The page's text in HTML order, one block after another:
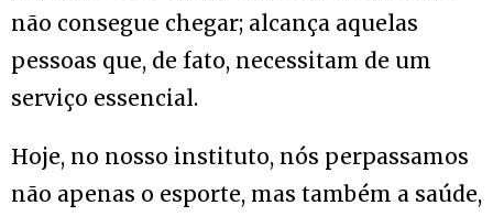
não consegue chegar; alcança aquelas
pessoas que, de fato, necessitam de um
serviço essencial.
Hoje, no nosso instituto, nós perpassamos
não apenas o esporte, mas também a saúde,